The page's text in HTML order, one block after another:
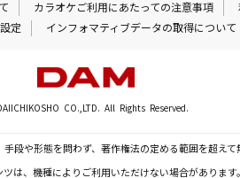
カラオケご利用にあたっての注意事項
定 インフォマティブデータの取得について
CO.,LTD. All Rights Reserved.
段や形態を問わず、著作権法の定める範囲を超え
は、機種によりご利用いただけない場合があります